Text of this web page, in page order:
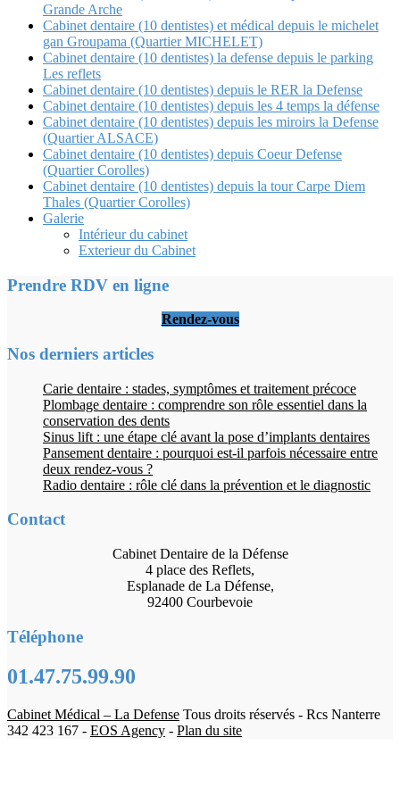
Grande Arche
Cabinet dentaire (10 dentistes) et médical depuis le michelet
gan Groupama (Quartier MICHELET)
Cabinet dentaire (10 dentistes) la defense depuis le parking
Les reflets
Cabinet dentaire (10 dentistes) depuis le RER la Defense
Cabinet dentaire (10 dentistes) depuis les 4 temps la défense
Cabinet dentaire (10 dentistes) depuis les miroirs la Defense
(Quartier ALSACE)
Cabinet dentaire (10 dentistes) depuis Coeur Defense
(Quartier Corolles)
Cabinet dentaire (10 dentistes) depuis la tour Carpe Diem
Thales (Quartier Corolles)
Galerie
Intérieur du cabinet
Exterieur du Cabinet
Prendre RDV en ligne
Rendez-vous
Nos derniers articles
Carie dentaire : stades, symptômes et traitement précoce
Plombage dentaire : comprendre son rôle essentiel dans la
conservation des dents
Sinus lift : une étape clé avant la pose d’implants dentaires
Pansement dentaire : pourquoi est-il parfois nécessaire entre
deux rendez-vous ?
Radio dentaire : rôle clé dans la prévention et le diagnostic
Contact
Cabinet Dentaire de la Défense
4 place des Reflets,
Esplanade de La Défense,
92400 Courbevoie
Téléphone
01.47.75.99.90
Cabinet Médical – La Defense Tous droits réservés - Rcs Nanterre
342 423 167 - EOS Agency - Plan du site